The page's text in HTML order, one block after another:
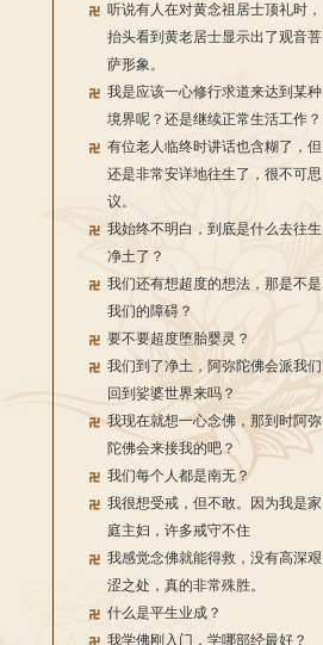
听说有人在对黄念祖居士顶礼时，
抬头看到黄老居士显示出了观音菩
萨形象。
我是应该一心修行求道来达到某种
境界呢？还是继续正常生活工作？
有位老人临终时讲话也含糊了，但
还是非常安详地往生了，很不可思
议。
我始终不明白，到底是什么去往生
净土了？
我们还有想超度的想法，那是不是
我们的障碍？
要不要超度堕胎婴灵？
我们到了净土，阿弥陀佛会派我们
回到娑婆世界来吗？
我现在就想一心念佛，那到时阿弥
陀佛会来接我的吧？
我们每个人都是南无？
我很想受戒，但不敢。因为我是家
庭主妇，许多戒守不住
我感觉念佛就能得救，没有高深艰
涩之处，真的非常殊胜。
什么是平生业成？
我学佛刚入门，学哪部经最好？